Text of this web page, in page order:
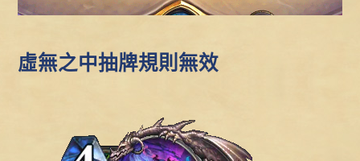
虛無之中抽牌規則無效